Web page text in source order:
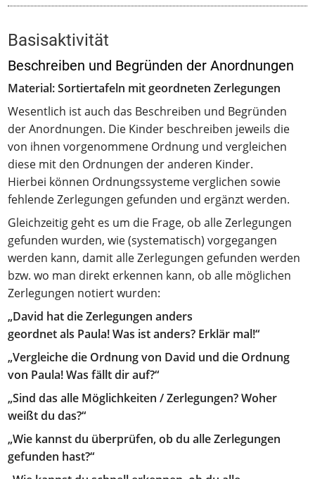
Basisaktivität
Beschreiben und Begründen der Anordnungen
Material: Sortiertafeln mit geordneten Zerlegungen
Wesentlich ist auch das Beschreiben und Begründen
der Anordnungen. Die Kinder beschreiben jeweils die
von ihnen vorgenommene Ordnung und vergleichen
diese mit den Ordnungen der anderen Kinder.
Hierbei können Ordnungssysteme verglichen sowie
fehlende Zerlegungen gefunden und ergänzt werden.
Gleichzeitig geht es um die Frage, ob alle Zerlegungen
gefunden wurden, wie (systematisch) vorgegangen
werden kann, damit alle Zerlegungen gefunden werden
bzw. wo man direkt erkennen kann, ob alle möglichen
Zerlegungen notiert wurden:
„David hat die Zerlegungen anders
geordnet als Paula! Was ist anders? Erklär mal!“
„Vergleiche die Ordnung von David und die Ordnung
von Paula! Was fällt dir auf?“
„Sind das alle Möglichkeiten / Zerlegungen? Woher
weißt du das?“
„Wie kannst du überprüfen, ob du alle Zerlegungen
gefunden hast?“